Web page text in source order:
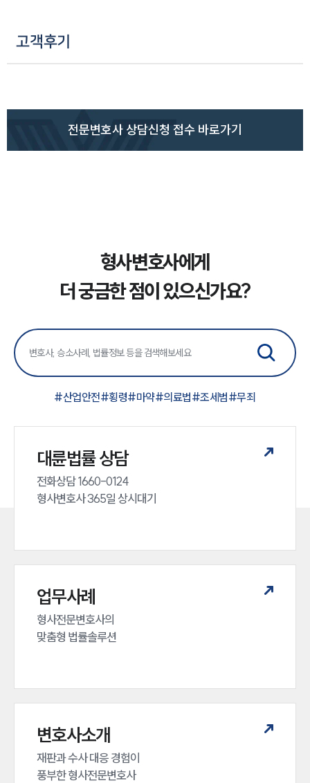
고객후기
전문변호사 상담신청 접수 바로가기
형사변호사에게
더 궁금한 점이 있으신가요?
#산업안전#횡령#마약#의료법#조세범#무죄
대륜법률 상담
전화상담 1660-0124
형사변호사 365일 상시대기
업무사례
형사전문변호사의
맞춤형 법률솔루션
변호사소개
재판과 수사 대응 경험이
풍부한 형사전문변호사